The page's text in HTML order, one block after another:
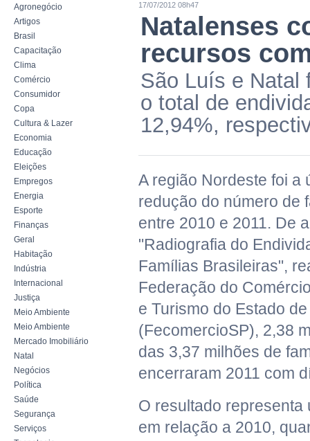
Agronegócio
Artigos
Brasil
Capacitação
Clima
Comércio
Consumidor
Copa
Cultura & Lazer
Economia
Educação
Eleições
Empregos
Energia
Esporte
Finanças
Geral
Habitação
Indústria
Internacional
Justiça
Meio Ambiente
Meio Ambiente
Mercado Imobiliário
Natal
Negócios
Política
Saúde
Segurança
Serviços
17/07/2012 08h47
Natalenses
recursos
São Luís e Natal
o total de
12,94%,
A região Nordeste foi a
redução do número de
entre 2010 e 2011. De
"Radiografia do
Famílias Brasileiras",
Federação do
e Turismo do Estado
(FecomercioSP), 2,38
das 3,37 milhões de
encerraram 2011 com
O resultado representa
em relação a 2010,